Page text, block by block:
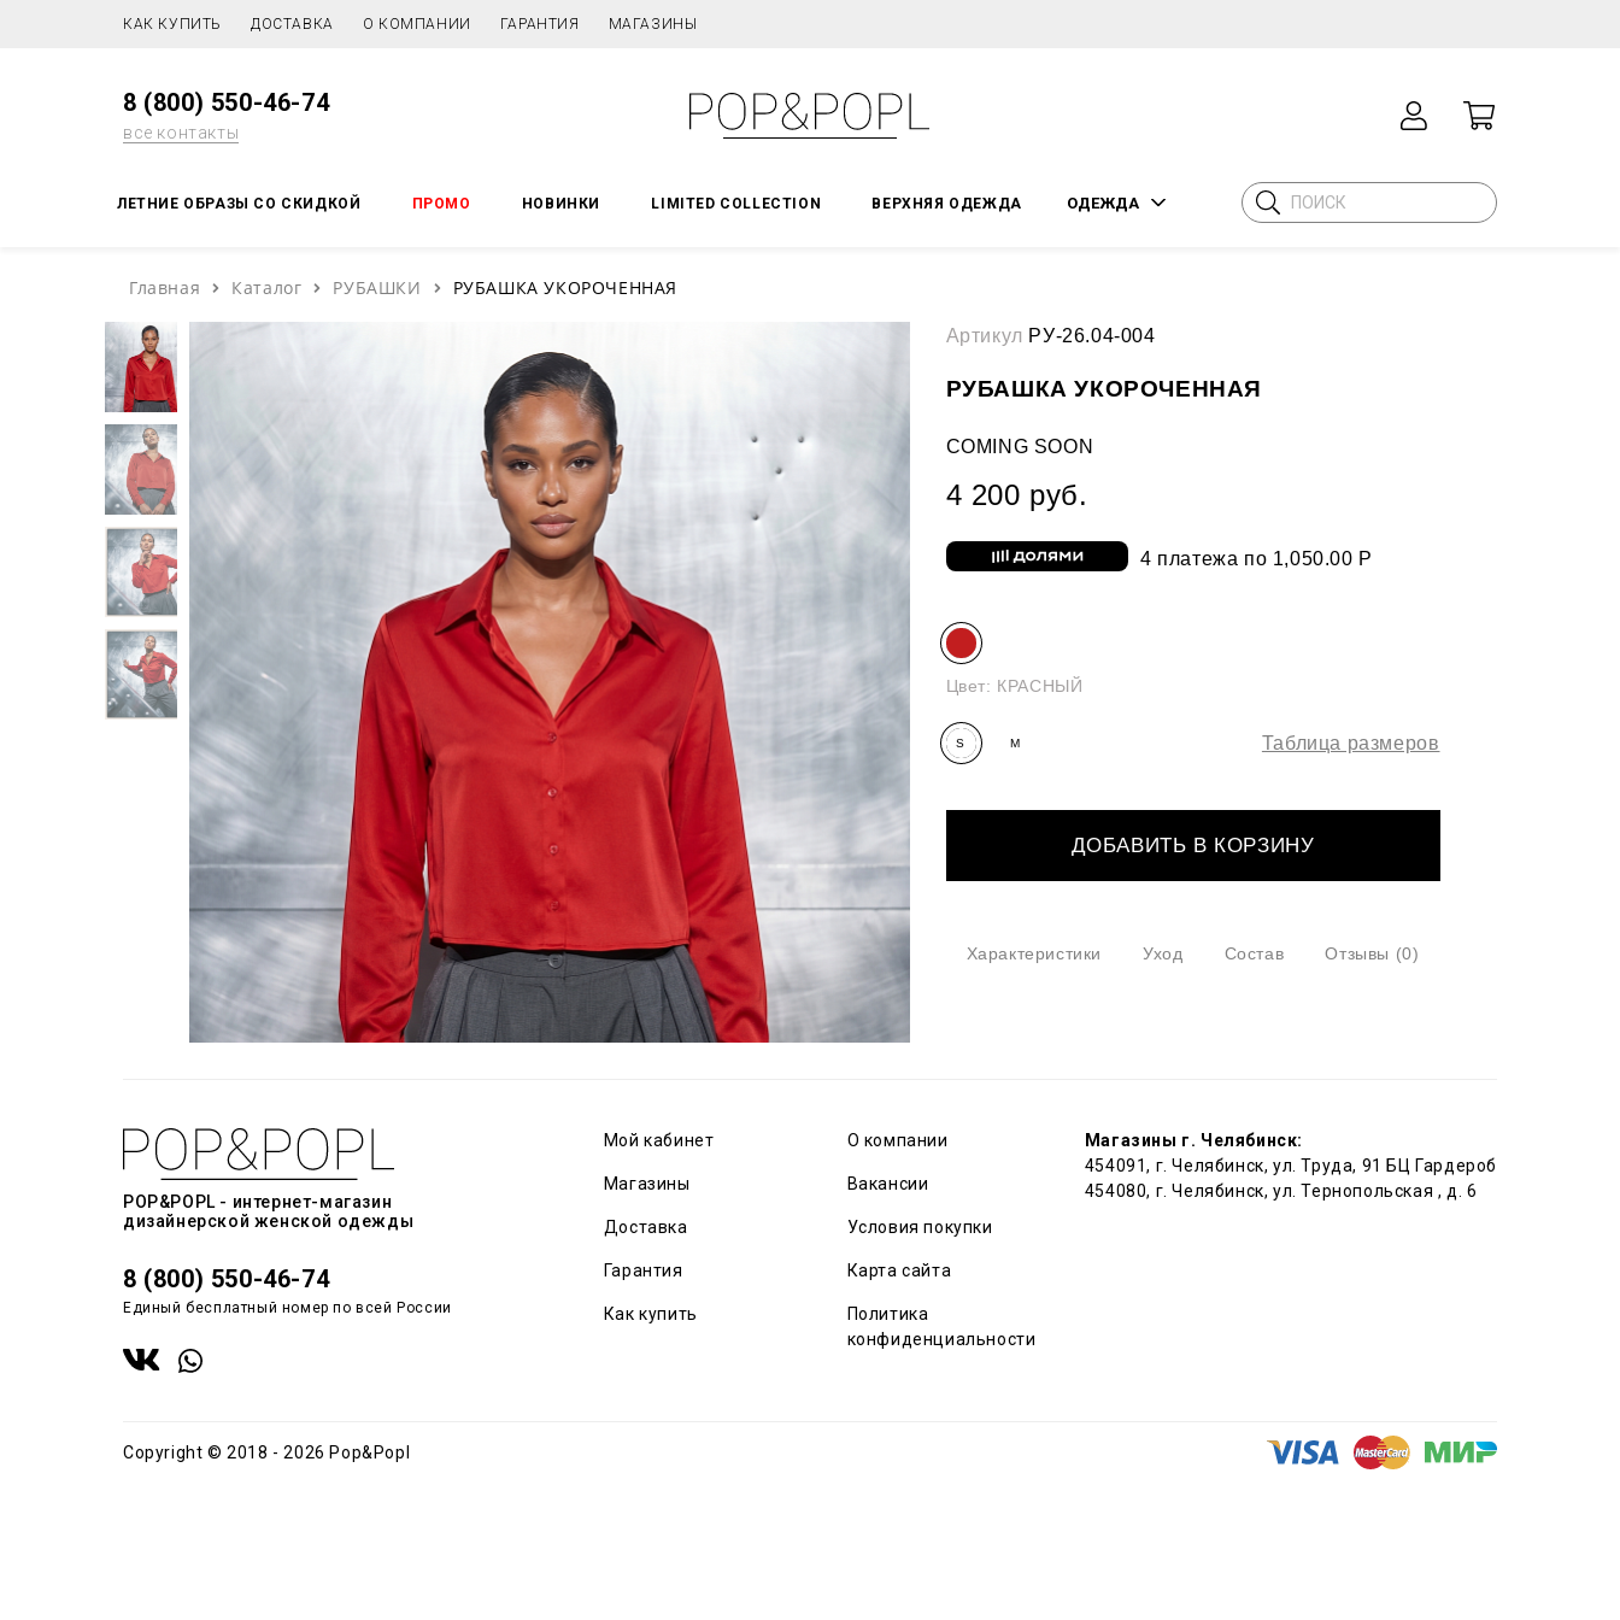
КАК КУПИТЬ ДОСТАВКА О КОМПАНИИ ГАРАНТИЯ МАГАЗИНЫ
8 (800) 550-46-74
все контакты
ЛЕТНИЕ ОБРАЗЫ СО СКИДКОЙ ПРОМО НОВИНКИ LIMITED COLLECTION ВЕРХНЯЯ ОДЕЖДА ОДЕЖДА
Главная Каталог РУБАШКИ РУБАШКА УКОРОЧЕННАЯ
Артикул РУ-26.04-004
РУБАШКА УКОРОЧЕННАЯ
COMING SOON
4 200 руб.
4 платежа по 1,050.00 Р
Цвет: КРАСНЫЙ
S M Таблица размеров
ДОБАВИТЬ В КОРЗИНУ
Характеристики Уход Состав Отзывы (0)
POP&POPL - интернет-магазин
дизайнерской женской одежды
8 (800) 550-46-74
Единый бесплатный номер по всей России
Мой кабинет
Магазины
Доставка
Гарантия
Как купить
О компании
Вакансии
Условия покупки
Карта сайта
Политика
конфиденциальности
Магазины г. Челябинск:
454091, г. Челябинск, ул. Труда, 91 БЦ Гардероб
454080, г. Челябинск, ул. Тернопольская , д. 6
Copyright © 2018 - 2026 Pop&Popl